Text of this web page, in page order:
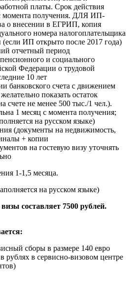
платы. Срок действия
момента получения. ДЛЯ ИП-
о внесении в ЕГРИП, копия
номера налогоплательщика
ИП открыто после 2017 года)
отчетный период
и социального
Федерации о трудовой
10 лет
банковского счета с движением
показать остаток
счете не менее 500 тыс./1 чел.).
1 месяц с момента получения;
на русском языке)
(документы на недвижимость,
+ копии
на гостевую визу уточнять
1-1,5 месяца.
на русском языке)
составляет 7500 рублей.
сборы в размере 140 евро
рублях в сервисно-визовом центре